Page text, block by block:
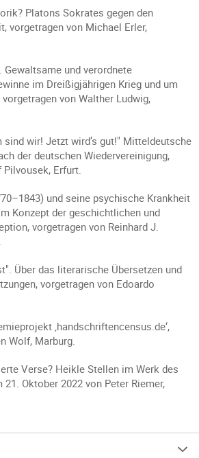
Platons Sokrates gegen den
vorgetragen von Michael Erler,
und verordnete
im Dreißigjährigen Krieg und um
von Walther Ludwig,
sind wir! Jetzt wird’s gut!" Mitteldeutsche
der deutschen Wiedervereinigung,
Erfurt.
und seine psychische Krankheit
Konzept der geschichtlichen und
vorgetragen von Reinhard J.
Über das literarische Übersetzen und
vorgetragen von Edoardo
‚handschriftencensus.de‘,
Wolf, Marburg.
Verse? Heikle Stellen im Werk des
21. Oktober 2022 von Peter Riemer,